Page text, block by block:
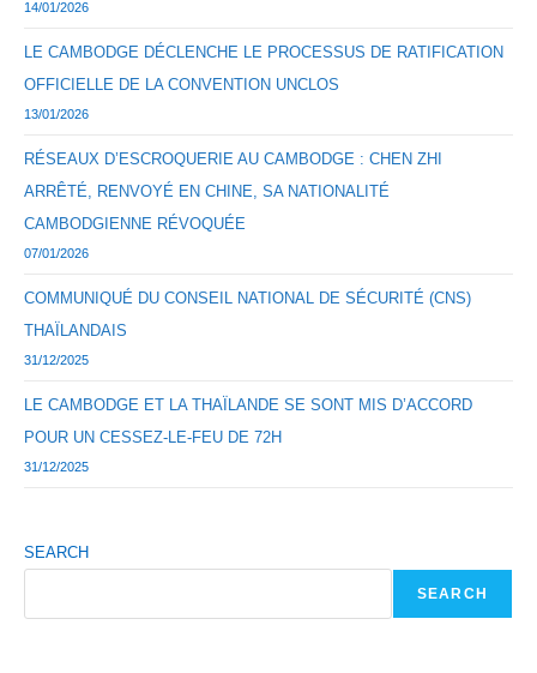
14/01/2026
LE CAMBODGE DÉCLENCHE LE PROCESSUS DE RATIFICATION
OFFICIELLE DE LA CONVENTION UNCLOS
13/01/2026
RÉSEAUX D’ESCROQUERIE AU CAMBODGE : CHEN ZHI
ARRÊTÉ, RENVOYÉ EN CHINE, SA NATIONALITÉ
CAMBODGIENNE RÉVOQUÉE
07/01/2026
COMMUNIQUÉ DU CONSEIL NATIONAL DE SÉCURITÉ (CNS)
THAÏLANDAIS
31/12/2025
LE CAMBODGE ET LA THAÏLANDE SE SONT MIS D’ACCORD
POUR UN CESSEZ-LE-FEU DE 72H
31/12/2025
SEARCH
SEARCH